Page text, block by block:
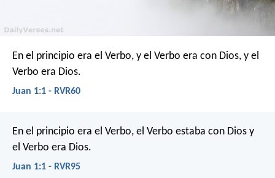
En el principio era el Verbo, y el Verbo era con Dios, y el
Verbo era Dios.
Juan 1:1 - RVR60
En el principio era el Verbo, el Verbo estaba con Dios y
el Verbo era Dios.
Juan 1:1 - RVR95